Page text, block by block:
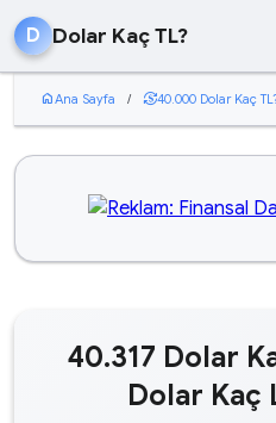
D Dolar Kaç TL?
homeAna Sayfa / currency_exchange40.000 Dolar Kaç
40.317 Dolar
Dolar Kaç